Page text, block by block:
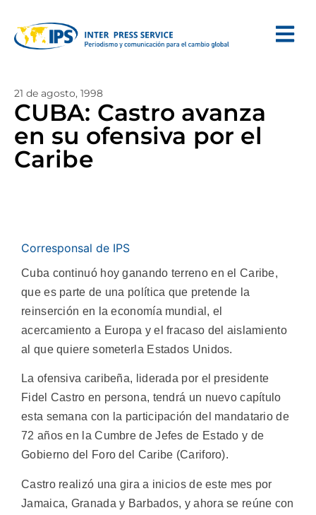
21 de agosto, 1998
CUBA: Castro avanza
en su ofensiva por el
Caribe
Corresponsal de IPS
Cuba continuó hoy ganando terreno en el Caribe,
que es parte de una política que pretende la
reinserción en la economía mundial, el
acercamiento a Europa y el fracaso del aislamiento
al que quiere someterla Estados Unidos.
La ofensiva caribeña, liderada por el presidente
Fidel Castro en persona, tendrá un nuevo capítulo
esta semana con la participación del mandatario de
72 años en la Cumbre de Jefes de Estado y de
Gobierno del Foro del Caribe (Cariforo).
Castro realizó una gira a inicios de este mes por
Jamaica, Granada y Barbados, y ahora se reúne con